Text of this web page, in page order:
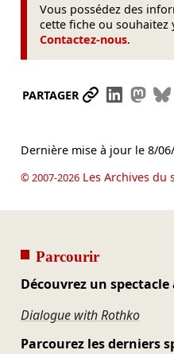
Vous possédez des
cette fiche ou souhaitez
Contactez-nous.
PARTAGER Partager le
Dernière mise à jour le 8/
© 2007-2026Les Archives du
Parcourir
Découvrez un
Dialogue with Rothko
Parcourez les derniers